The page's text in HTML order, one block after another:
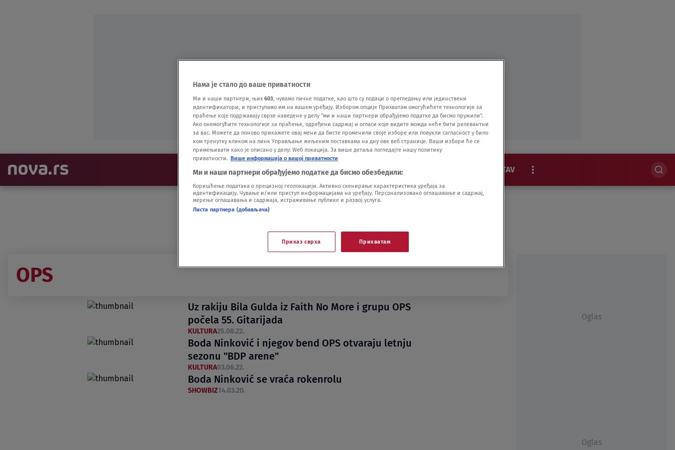
NAJNOVIJE VESTI SHOW SPORT VIDEO NOVA BAZA STAV
EKSKLUZIVNO
OPS
Uz rakiju Bila Gulda iz Faith No More i grupu OPS
počela 55. Gitarijada
KULTURA25.08.22.
Boda Ninković i njegov bend OPS otvaraju letnju
sezonu "BDP arene"
KULTURA03.06.22.
Boda Ninković se vraća rokenrolu
SHOWBIZ14.03.20.
Oglas
Oglas
Нама је стало до ваше приватности
Ми и наши партнери, њих 603, чувамо личне податке, као што су подаци о прегледању или јединствени
идентификатори, и приступамо им на вашем уређају. Избором опције Прихватам омогућићете технологије за
праћење које подржавају сврхе наведене у делу "ми и наши партнери обрађујемо податке да бисмо пружили".
Ако онемогућите технологије за праћење, одређени садржај и огласи које видите можда неће бити релевантни
за вас. Можете да поново прикажете овај мени да бисте променили своје изборе или повукли сагласност у било
ком тренутку кликом на линк Управљање жељеним поставкама на дну ове веб странице. Ваши избори ће се
примењивати како је описано у делу: Wеб локација. За више детаља погледајте нашу политику
приватности. Више информација о вашој приватности
Ми и наши партнери обрађујемо податке да бисмо обезбедили:
Коришћење података о прецизној геолокацији. Активно скенирање карактеристика уређаја за
идентификацију. Чување и/или приступ информацијама на уређају. Персонализовано оглашавање и садржај,
мерење оглашавања и садржаја, истраживање публике и развој услуга.
Листа партнера (добављача)
Приказ сврха Прихватам